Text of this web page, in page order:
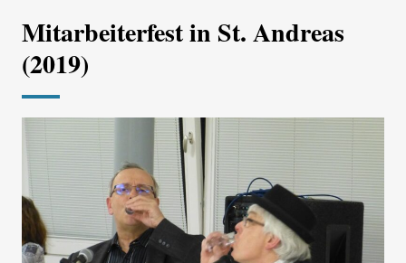
n
Mitarbeiterfest in St. Andreas
(2019)